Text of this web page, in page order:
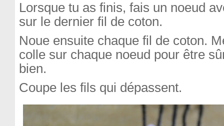
Lorsque tu as finis, fais un noeud
sur le dernier fil de coton.
Noue ensuite chaque fil de coton.
colle sur chaque noeud pour être
bien.
Coupe les fils qui dépassent.